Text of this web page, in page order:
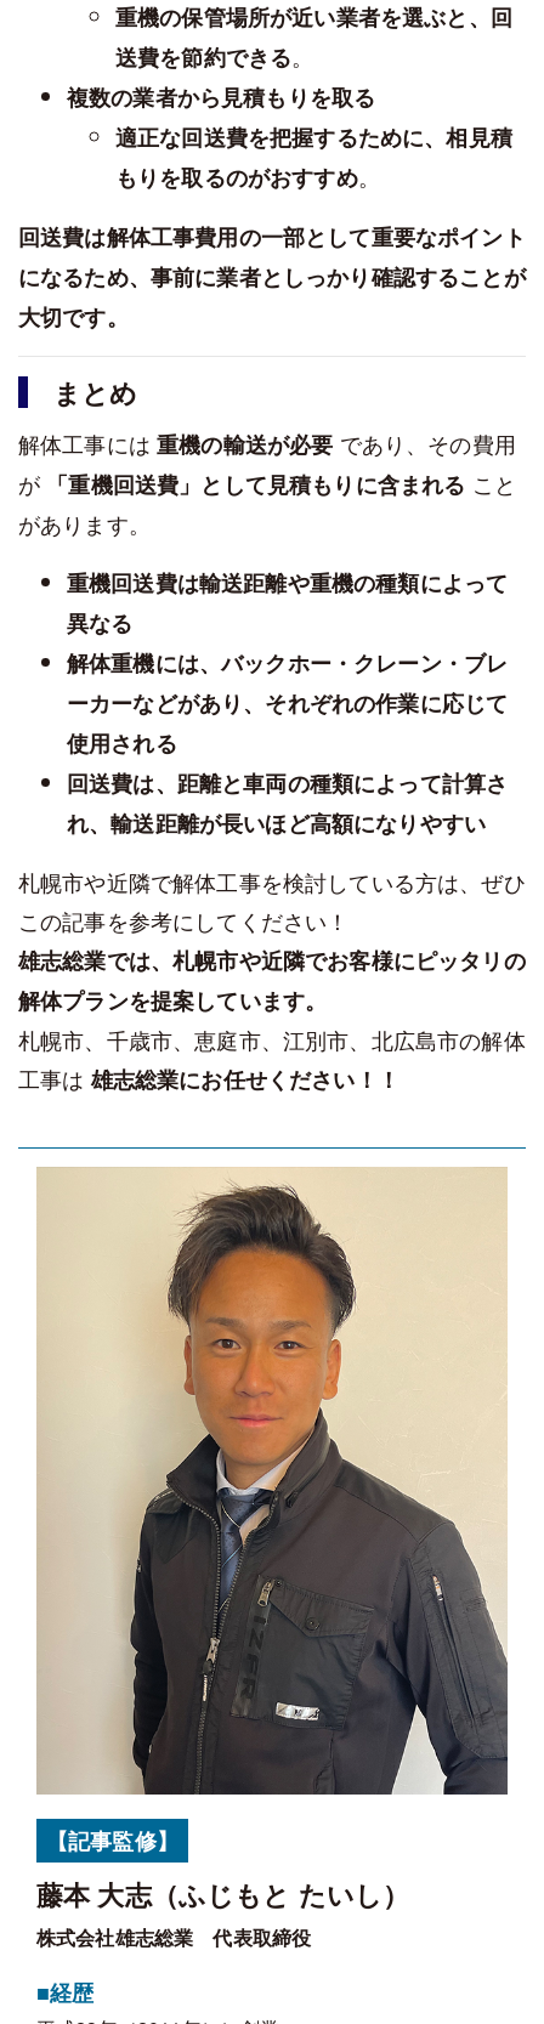
重機の保管場所が近い業者を選ぶと、回
送費を節約できる。
複数の業者から見積もりを取る
適正な回送費を把握するために、相見積
もりを取るのがおすすめ。
回送費は解体工事費用の一部として重要なポイント
になるため、事前に業者としっかり確認することが
大切です。
まとめ
解体工事には重機の輸送が必要 であり、その費用
が 「重機回送費」として見積もりに含まれる こと
があります。
重機回送費は輸送距離や重機の種類によって
異なる
解体重機には、バックホー・クレーン・ブレ
ーカーなどがあり、それぞれの作業に応じて
使用される
回送費は、距離と車両の種類によって計算さ
れ、輸送距離が長いほど高額になりやすい
札幌市や近隣で解体工事を検討している方は、ぜひ
この記事を参考にしてください！
雄志総業では、札幌市や近隣でお客様にピッタリの
解体プランを提案しています。
札幌市、千歳市、恵庭市、江別市、北広島市の解体
工事は雄志総業にお任せください！！
【記事監修】
藤本 大志（ふじもと たいし）
株式会社雄志総業 代表取締役
■経歴